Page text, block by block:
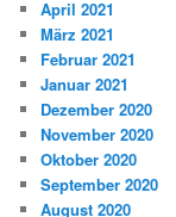
April 2021
März 2021
Februar 2021
Januar 2021
Dezember 2020
November 2020
Oktober 2020
September 2020
August 2020